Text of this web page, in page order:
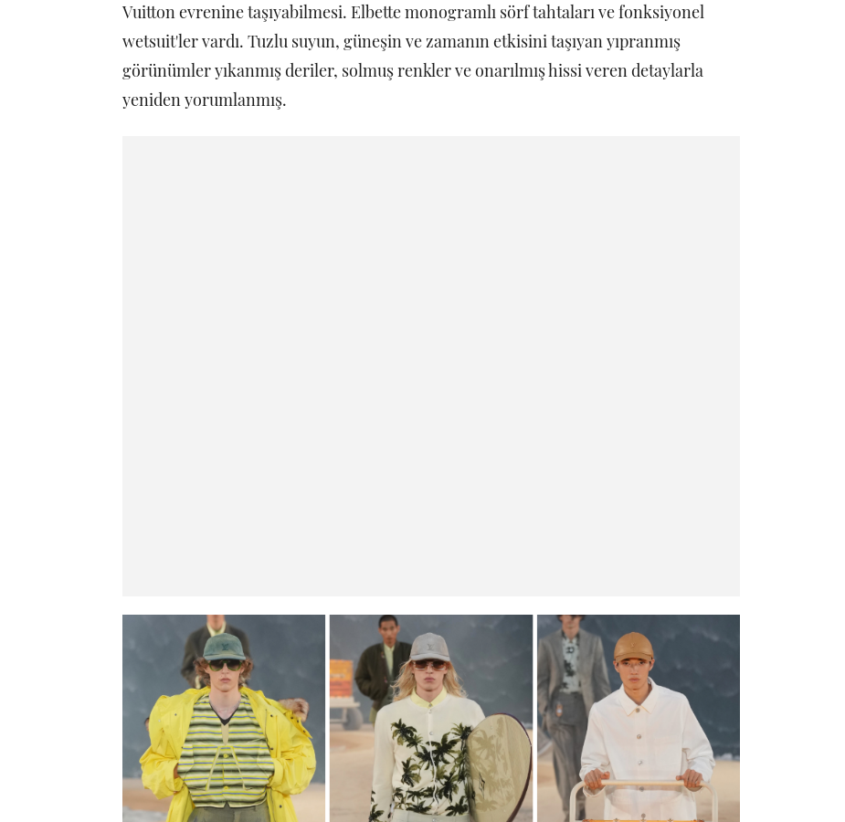
Vuitton evrenine taşıyabilmesi. Elbette monogramlı sörf tahtaları ve fonksiyonel
wetsuit'ler vardı. Tuzlu suyun, güneşin ve zamanın etkisini taşıyan yıpranmış
görünümler yıkanmış deriler, solmuş renkler ve onarılmış hissi veren detaylarla
yeniden yorumlanmış.